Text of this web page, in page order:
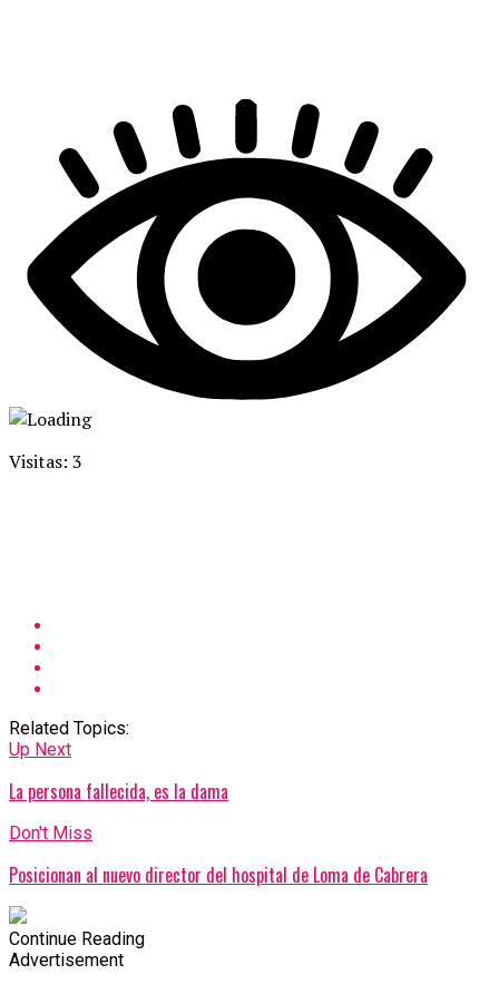
Visitas: 3
Related Topics:
Up Next
La persona fallecida, es la dama
Don't Miss
Posicionan al nuevo director del hospital de Loma de Cabrera
Continue Reading
Advertisement